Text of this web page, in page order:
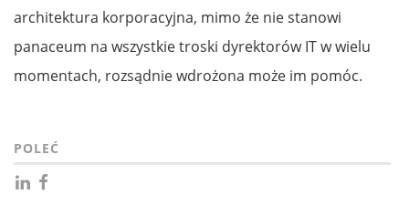
architektura korporacyjna, mimo że nie stanowi
panaceum na wszystkie troski dyrektorów IT w wielu
momentach, rozsądnie wdrożona może im pomóc.
POLEĆ